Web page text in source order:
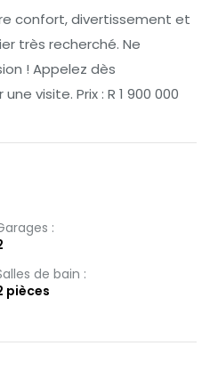
confort, divertissement et
très recherché. Ne
! Appelez dès
visite. Prix : R 1 900 000
:
de bain :
pièces